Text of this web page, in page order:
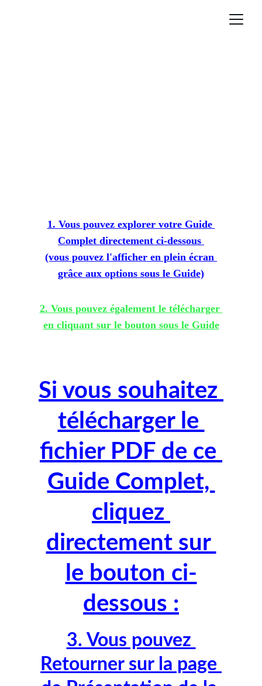
1. Vous pouvez explorer votre Guide
Complet directement ci-dessous
(vous pouvez l'afficher en plein écran
grâce aux options sous le Guide)
2. Vous pouvez également le télécharger
en cliquant sur le bouton sous le Guide
Si vous souhaitez
télécharger le
fichier PDF de ce
Guide Complet,
cliquez
directement sur
le bouton ci-
dessous :
3. Vous pouvez
Retourner sur la page